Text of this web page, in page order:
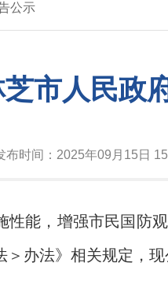
公示
市人民政
布时间： 2025年09月15日
性能，增强市民国防
办法》相关规定，现